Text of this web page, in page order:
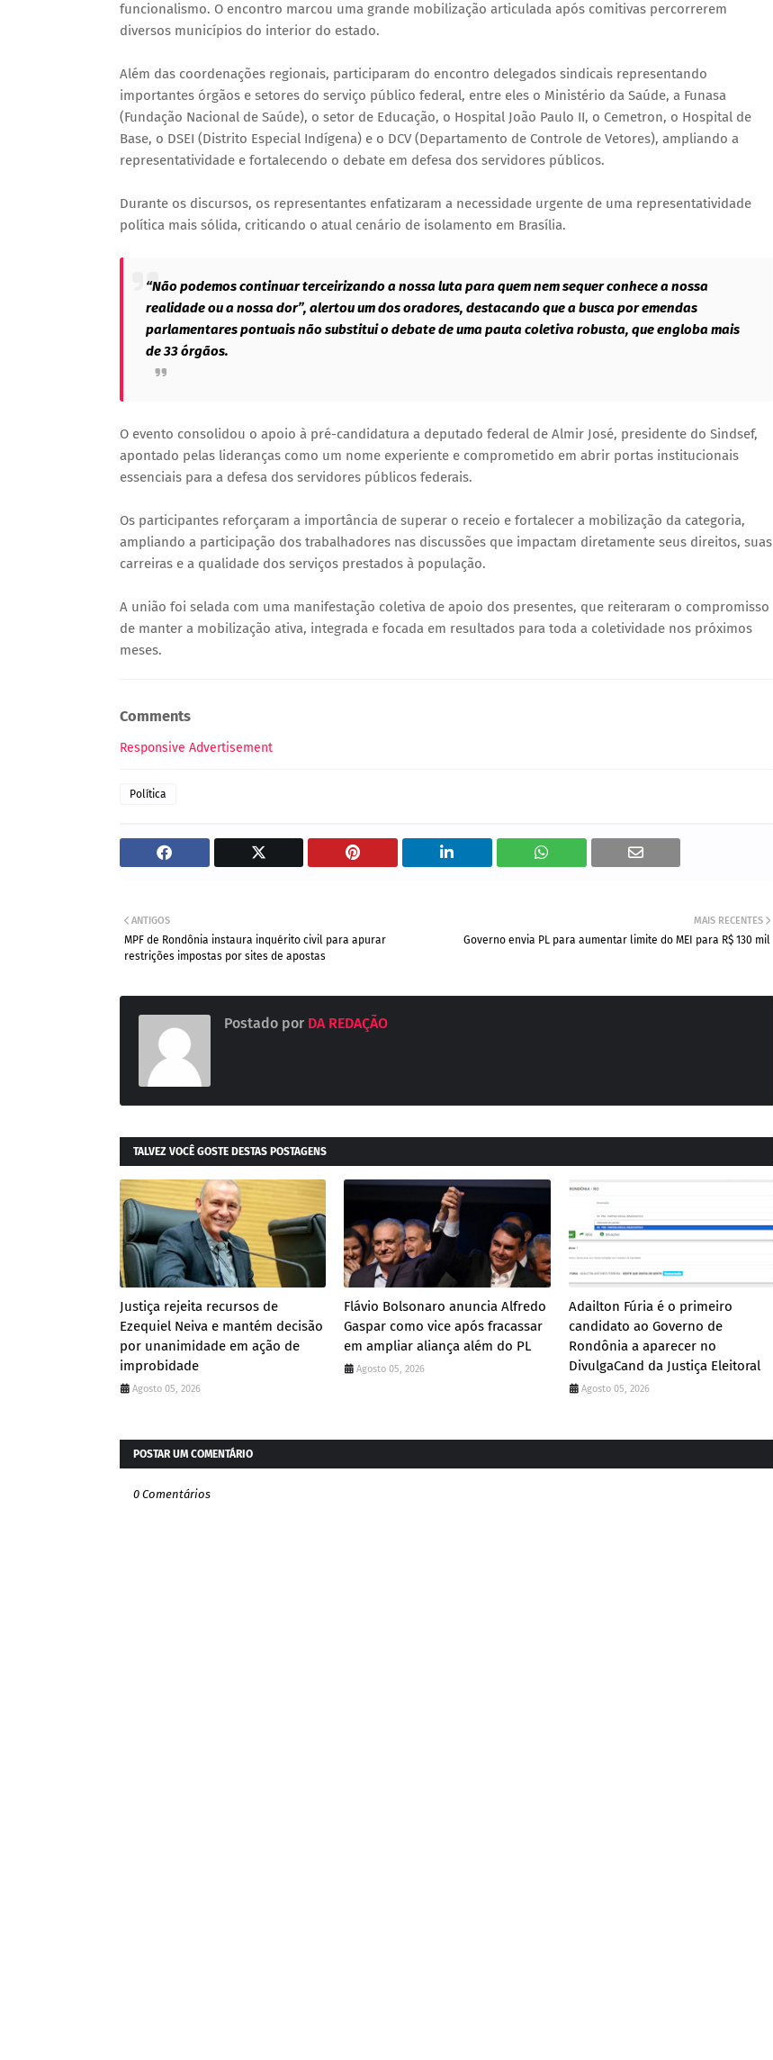
funcionalismo. O encontro marcou uma grande mobilização articulada após comitivas percorrerem
diversos municípios do interior do estado.
Além das coordenações regionais, participaram do encontro delegados sindicais representando
importantes órgãos e setores do serviço público federal, entre eles o Ministério da Saúde, a Funasa
(Fundação Nacional de Saúde), o setor de Educação, o Hospital João Paulo II, o Cemetron, o Hospital de
Base, o DSEI (Distrito Especial Indígena) e o DCV (Departamento de Controle de Vetores), ampliando a
representatividade e fortalecendo o debate em defesa dos servidores públicos.
Durante os discursos, os representantes enfatizaram a necessidade urgente de uma representatividade
política mais sólida, criticando o atual cenário de isolamento em Brasília.
“Não podemos continuar terceirizando a nossa luta para quem nem sequer conhece a nossa
realidade ou a nossa dor”, alertou um dos oradores, destacando que a busca por emendas
parlamentares pontuais não substitui o debate de uma pauta coletiva robusta, que engloba mais
de 33 órgãos.
O evento consolidou o apoio à pré-candidatura a deputado federal de Almir José, presidente do Sindsef,
apontado pelas lideranças como um nome experiente e comprometido em abrir portas institucionais
essenciais para a defesa dos servidores públicos federais.
Os participantes reforçaram a importância de superar o receio e fortalecer a mobilização da categoria,
ampliando a participação dos trabalhadores nas discussões que impactam diretamente seus direitos, suas
carreiras e a qualidade dos serviços prestados à população.
A união foi selada com uma manifestação coletiva de apoio dos presentes, que reiteraram o compromisso
de manter a mobilização ativa, integrada e focada em resultados para toda a coletividade nos próximos
meses.
Comments
Responsive Advertisement
Política
MAIS RECENTES
Governo envia PL para aumentar limite do MEI para R$ 130 mil
ANTIGOS
MPF de Rondônia instaura inquérito civil para apurar
restrições impostas por sites de apostas
Postado por DA REDAÇÃO
TALVEZ VOCÊ GOSTE DESTAS POSTAGENS
Justiça rejeita recursos de
Ezequiel Neiva e mantém decisão
por unanimidade em ação de
improbidade
Agosto 05, 2026
Flávio Bolsonaro anuncia Alfredo
Gaspar como vice após fracassar
em ampliar aliança além do PL
Agosto 05, 2026
Adailton Fúria é o primeiro
candidato ao Governo de
Rondônia a aparecer no
DivulgaCand da Justiça Eleitoral
Agosto 05, 2026
POSTAR UM COMENTÁRIO
0 Comentários